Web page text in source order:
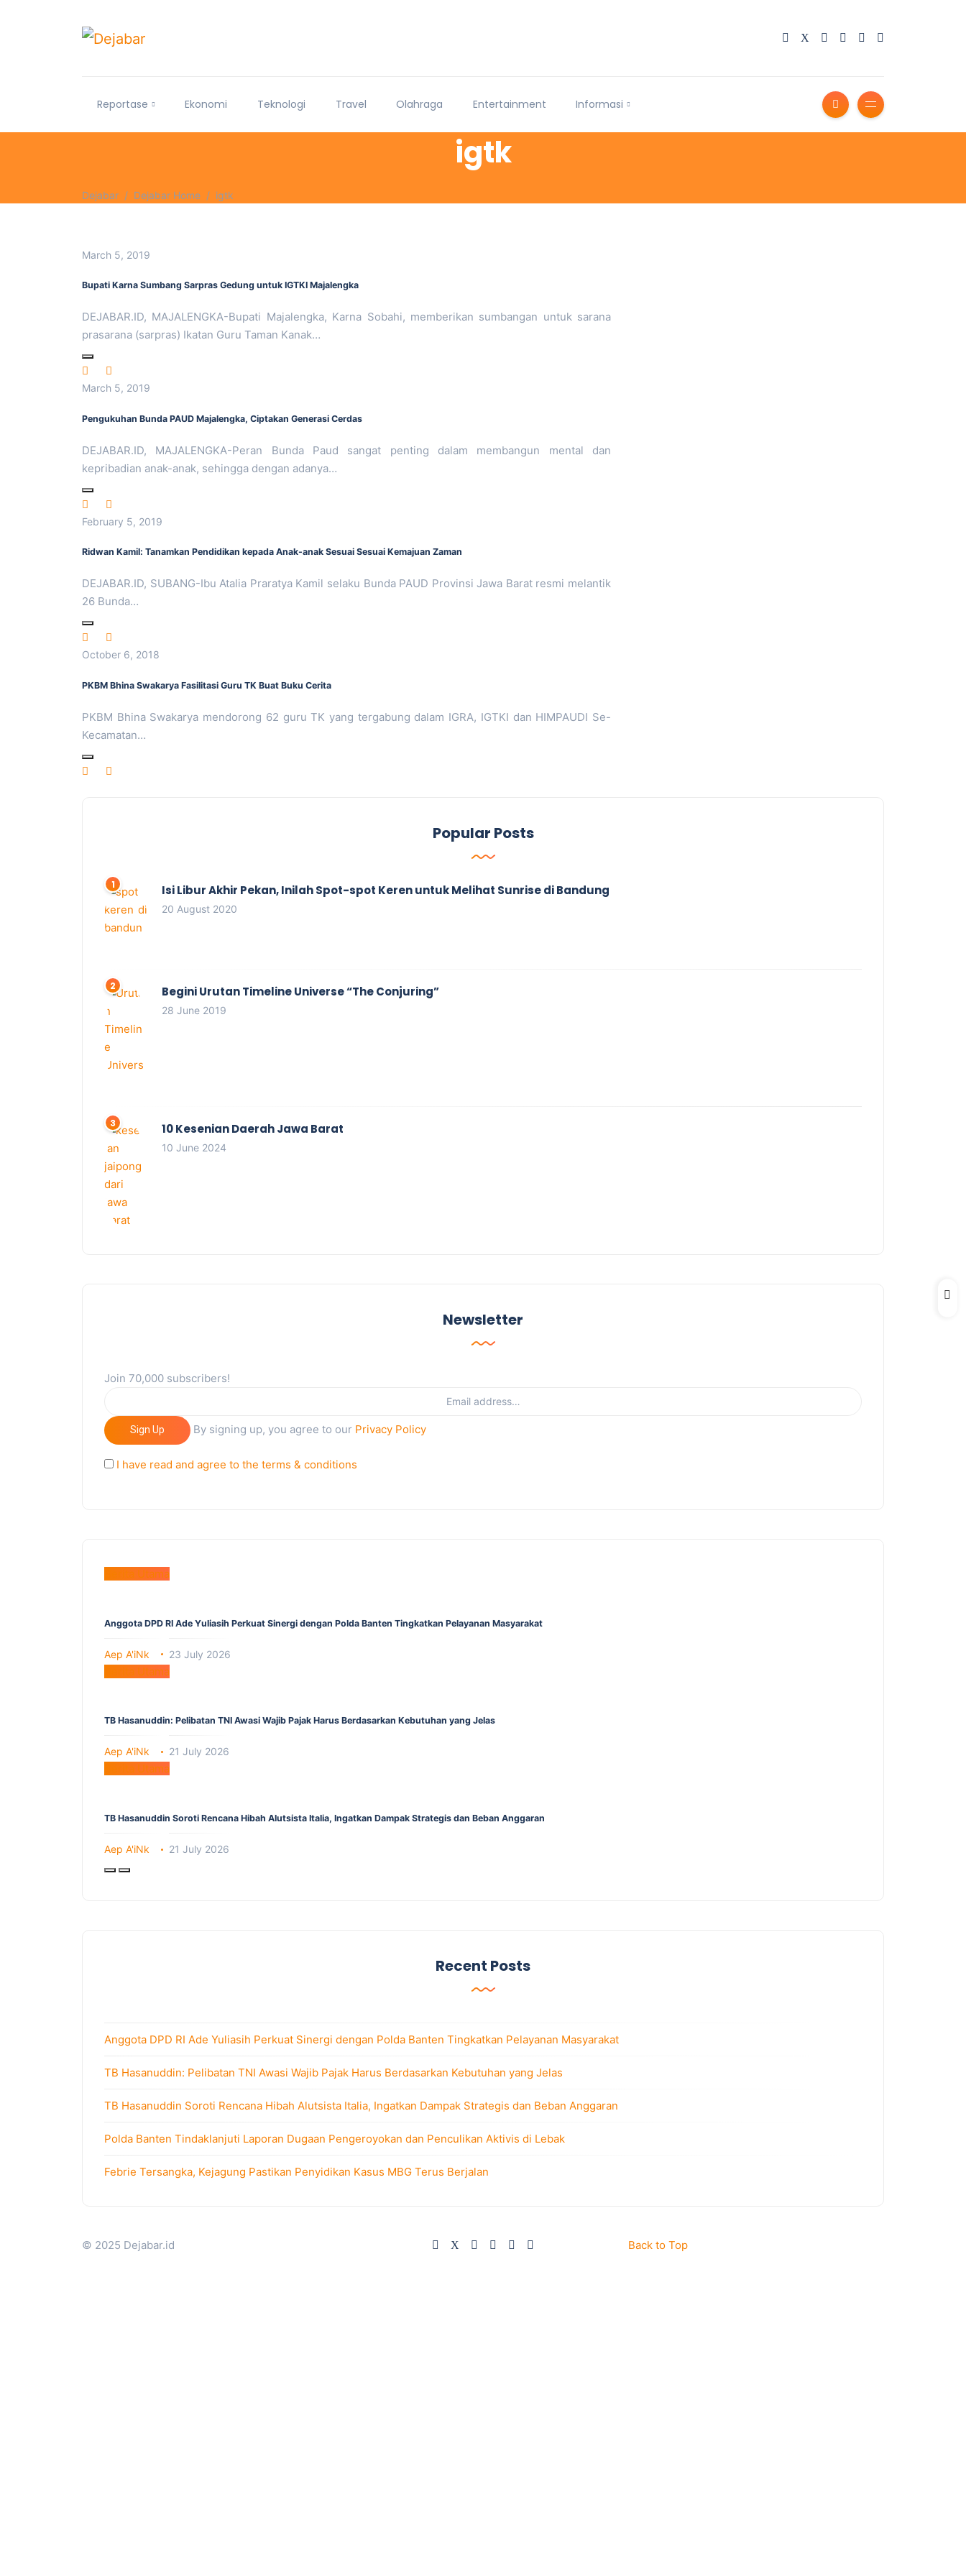
Reportase Ekonomi Teknologi Travel Olahraga Entertainment Informasi
igtk
Dejabar Dejabar Home igtk
March 5, 2019
Bupati Karna Sumbang Sarpras Gedung untuk IGTKI Majalengka
DEJABAR.ID, MAJALENGKA-Bupati Majalengka, Karna Sobahi, memberikan sumbangan untuk sarana
prasarana (sarpras) Ikatan Guru Taman Kanak…
March 5, 2019
Pengukuhan Bunda PAUD Majalengka, Ciptakan Generasi Cerdas
DEJABAR.ID, MAJALENGKA-Peran Bunda Paud sangat penting dalam membangun mental dan
kepribadian anak-anak, sehingga dengan adanya…
February 5, 2019
Ridwan Kamil: Tanamkan Pendidikan kepada Anak-anak Sesuai Sesuai Kemajuan Zaman
DEJABAR.ID, SUBANG-Ibu Atalia Praratya Kamil selaku Bunda PAUD Provinsi Jawa Barat resmi melantik
26 Bunda…
October 6, 2018
PKBM Bhina Swakarya Fasilitasi Guru TK Buat Buku Cerita
PKBM Bhina Swakarya mendorong 62 guru TK yang tergabung dalam IGRA, IGTKI dan HIMPAUDI Se-
Kecamatan…
Popular Posts
Isi Libur Akhir Pekan, Inilah Spot-spot Keren untuk Melihat Sunrise di Bandung
20 August 2020
Begini Urutan Timeline Universe “The Conjuring”
28 June 2019
10 Kesenian Daerah Jawa Barat
10 June 2024
Newsletter
Join 70,000 subscribers!
Sign Up By signing up, you agree to our Privacy Policy
I have read and agree to the terms & conditions
Berita Utama
Anggota DPD RI Ade Yuliasih Perkuat Sinergi dengan Polda Banten Tingkatkan Pelayanan Masyarakat
Aep A'iNk 23 July 2026
Berita Utama
TB Hasanuddin: Pelibatan TNI Awasi Wajib Pajak Harus Berdasarkan Kebutuhan yang Jelas
Aep A'iNk 21 July 2026
Berita Utama
TB Hasanuddin Soroti Rencana Hibah Alutsista Italia, Ingatkan Dampak Strategis dan Beban Anggaran
Aep A'iNk 21 July 2026
Recent Posts
Anggota DPD RI Ade Yuliasih Perkuat Sinergi dengan Polda Banten Tingkatkan Pelayanan Masyarakat
TB Hasanuddin: Pelibatan TNI Awasi Wajib Pajak Harus Berdasarkan Kebutuhan yang Jelas
TB Hasanuddin Soroti Rencana Hibah Alutsista Italia, Ingatkan Dampak Strategis dan Beban Anggaran
Polda Banten Tindaklanjuti Laporan Dugaan Pengeroyokan dan Penculikan Aktivis di Lebak
Febrie Tersangka, Kejagung Pastikan Penyidikan Kasus MBG Terus Berjalan
© 2025 Dejabar.id Back to Top